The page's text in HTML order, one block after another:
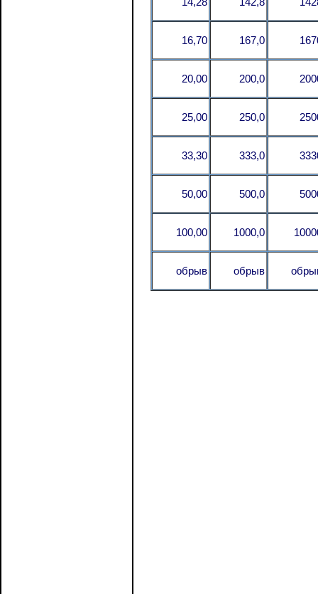
16,70 167,0
20,00 200,0
25,00 250,0
33,30 333,0
50,00 500,0
100,00 1000,0
обрыв обрыв